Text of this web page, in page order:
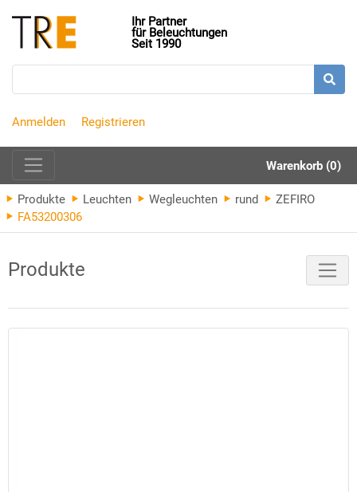
Ihr Partner
für Beleuchtungen
Seit 1990
Anmelden Registrieren
Warenkorb (0)
Produkte Leuchten Wegleuchten rund
ZEFIRO
FA53200306
Produkte